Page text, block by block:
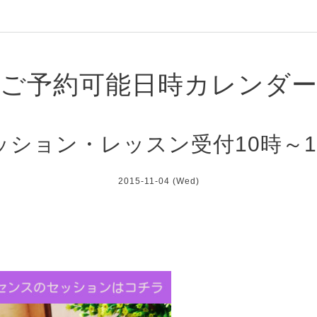
ご予約可能日時カレンダー
ション・レッスン受付10時～
2015-11-04 (Wed)